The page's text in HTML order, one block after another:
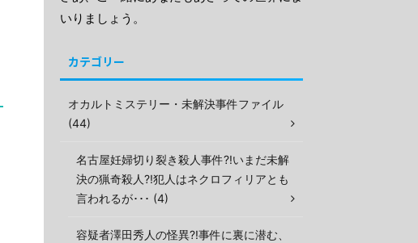
いりましょう。
カテゴリー
オカルトミステリー・未解決事件ファイル
(44)
名古屋妊婦切り裂き殺人事件?!いまだ未解
決の猟奇殺人?!犯人はネクロフィリアとも
言われるが･･･ (4)
容疑者澤田秀人の怪異?!事件に裏に潜む、